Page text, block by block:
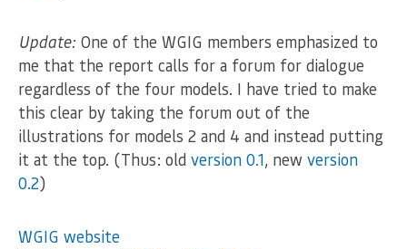
Update: One of the WGIG members emphasized to
me that the report calls for a forum for dialogue
regardless of the four models. I have tried to make
this clear by taking the forum out of the
illustrations for models 2 and 4 and instead putting
it at the top. (Thus: old version 0.1, new version
0.2)
WGIG website